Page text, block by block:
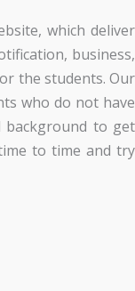
which deliver
business,
the students. Our
who do not have
background to get
to time and try